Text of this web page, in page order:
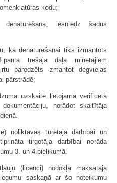
kodu;
iesniedz šādus
ka denaturēšanai tiks izmantots
trešajā daļā minētajiem
paredzēts izmantot degvielas
pārstrādē;
uzskaitē lietojamā verificētā
norādot skaitītāja
noliktavas turētāja darbībai un
tirgotāja darbībai norāda
3. un 4.pielikumā.
(licenci) nodokļa maksātāja
saskaņā ar šo noteikumu